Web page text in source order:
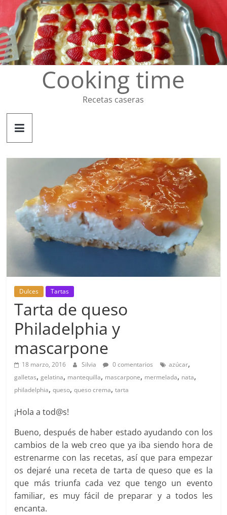
Saltar
contenido
Cooking time
Recetas caseras
Dulces Tartas
Tarta de queso
Philadelphia y
mascarpone
18 marzo, 2016 Silvia 0 comentarios azúcar,
galletas,gelatina, mantequilla, mascarpone, mermelada, nata,
philadelphia,queso,queso crema,tarta
¡Hola a tod@s!
Bueno, después de haber estado ayudando con los
cambios de la web creo que ya iba siendo hora de
estrenarme con las recetas, así que para empezar
os dejaré una receta de tarta de queso que es la
que más triunfa cada vez que tengo un evento
familiar, es muy fácil de preparar y a todos les
encanta.